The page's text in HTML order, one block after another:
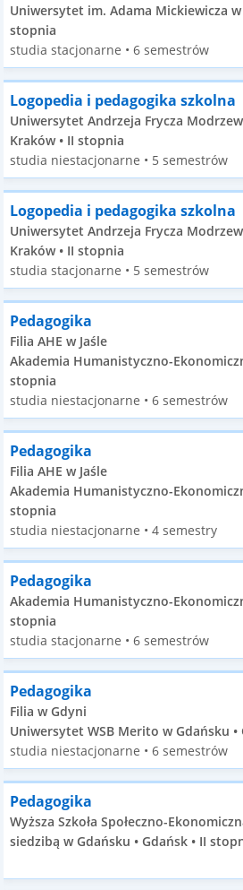
Uniwersytet im. Adama Mickiewicza w
stopnia
studia stacjonarne • 6 semestrów
Logopedia i pedagogika szkolna
Uniwersytet Andrzeja Frycza
Kraków • II stopnia
studia niestacjonarne • 5 semestrów
Logopedia i pedagogika szkolna
Uniwersytet Andrzeja Frycza
Kraków • II stopnia
studia stacjonarne • 5 semestrów
Pedagogika
Filia AHE w Jaśle
Akademia Humanistyczno-
stopnia
studia niestacjonarne • 6 semestrów
Pedagogika
Filia AHE w Jaśle
Akademia Humanistyczno-
stopnia
studia niestacjonarne • 4 semestry
Pedagogika
Akademia Humanistyczno-
stopnia
studia stacjonarne • 6 semestrów
Pedagogika
Filia w Gdyni
Uniwersytet WSB Merito w Gdańsku •
studia niestacjonarne • 6 semestrów
Pedagogika
Wyższa Szkoła Społeczno-
siedzibą w Gdańsku • Gdańsk • II